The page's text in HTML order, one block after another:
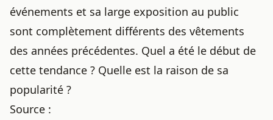
événements et sa large exposition au public
sont complètement différents des vêtements
des années précédentes. Quel a été le début de
cette tendance ? Quelle est la raison de sa
popularité ?
Source :